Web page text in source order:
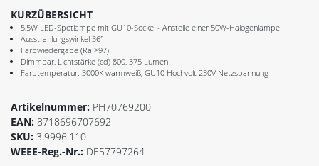
KURZÜBERSICHT
5,5W LED-Spotlampe mit GU10-Sockel - Anstelle einer 50W-Halogenlampe
Ausstrahlungswinkel 36°
Farbwiedergabe (Ra >97)
Dimmbar, Lichtstärke (cd) 800, 375 Lumen
Farbtemperatur: 3000K warmweiß, GU10 Hochvolt 230V Netzspannung
Artikelnummer: PH70769200
EAN: 8718696707692
SKU: 3.9996.110
WEEE-Reg.-Nr.: DE57797264